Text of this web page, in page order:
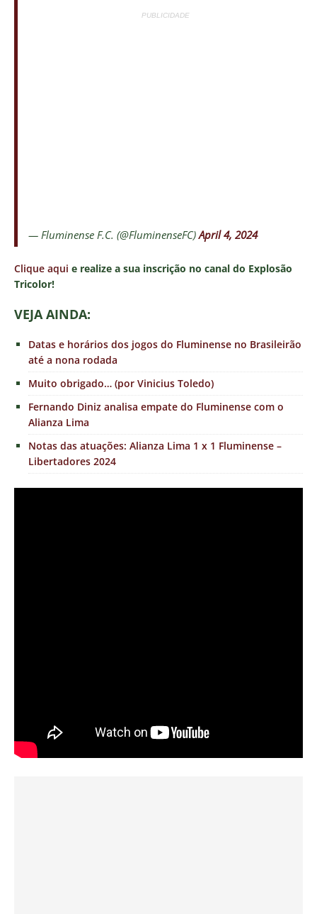
PUBLICIDADE
— Fluminense F.C. (@FluminenseFC)April 4, 2024
Clique aqui e realize a sua inscrição no canal do Explosão
Tricolor!
VEJA AINDA:
Datas e horários dos jogos do Fluminense no Brasileirão
até a nona rodada
Muito obrigado… (por Vinicius Toledo)
Fernando Diniz analisa empate do Fluminense com o
Alianza Lima
Notas das atuações: Alianza Lima 1 x 1 Fluminense –
Libertadores 2024